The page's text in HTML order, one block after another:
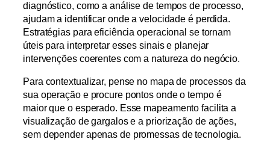
diagnóstico, como a análise de tempos de processo,
ajudam a identificar onde a velocidade é perdida.
Estratégias para eficiência operacional se tornam
úteis para interpretar esses sinais e planejar
intervenções coerentes com a natureza do negócio.
Para contextualizar, pense no mapa de processos da
sua operação e procure pontos onde o tempo é
maior que o esperado. Esse mapeamento facilita a
visualização de gargalos e a priorização de ações,
sem depender apenas de promessas de tecnologia.